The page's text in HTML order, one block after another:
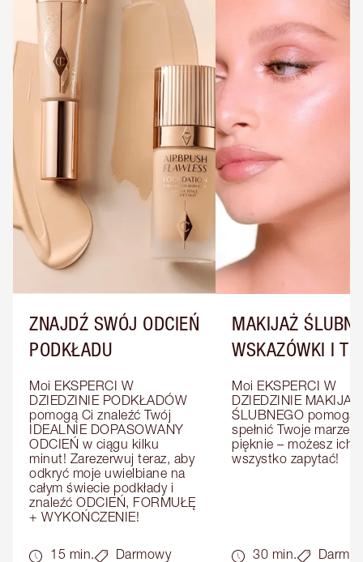
ZNAJDŹ SWÓJ ODCIEŃ
PODKŁADU
Moi EKSPERCI W
DZIEDZINIE PODKŁADÓW
pomogą Ci znaleźć Twój
IDEALNIE DOPASOWANY
ODCIEŃ w ciągu kilku
minut! Zarezerwuj teraz, aby
odkryć moje uwielbiane na
całym świecie podkłady i
znaleźć ODCIEŃ, FORMUŁĘ
+ WYKOŃCZENIE!
15 min. Darmowy
MAKIJAŻ
WSKAZÓWKI I
Moi EKSPERCI W
DZIEDZINIE
ŚLUBNEGO pomogą
spełnić Twoje
pięknie – możesz ich
wszystko zapytać!
30 min.